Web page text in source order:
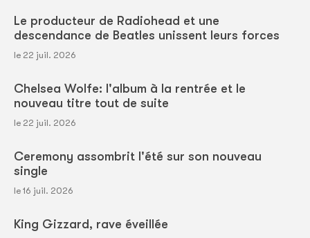
Le producteur de Radiohead et une
descendance de Beatles unissent leurs forces
le 22 juil. 2026
Chelsea Wolfe: l'album à la rentrée et le
nouveau titre tout de suite
le 22 juil. 2026
Ceremony assombrit l'été sur son nouveau
single
le 16 juil. 2026
King Gizzard, rave éveillée